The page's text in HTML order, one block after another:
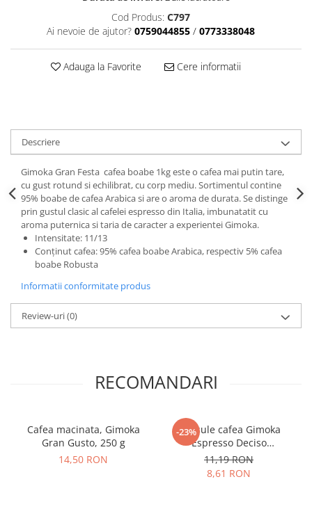
Cod Produs: C797
Ai nevoie de ajutor? 0759044855 / 0773338048
Adauga la Favorite Cere informatii
Descriere
Gimoka Gran Festa cafea boabe 1kg este o cafea mai putin tare,
cu gust rotund si echilibrat, cu corp mediu. Sortimentul contine
95% boabe de cafea Arabica si are o aroma de durata. Se distinge
prin gustul clasic al cafelei espresso din Italia, imbunatatit cu
aroma puternica si taria de caracter a experientei Gimoka.
Intensitate: 11/13
Conținut cafea: 95% cafea boabe Arabica, respectiv 5% cafea
boabe Robusta
Informatii conformitate produs
Review-uri(0)
RECOMANDARI
Cafea macinata, Gimoka
Gran Gusto, 250 g
14,50 RON
-23%
Capsule cafea Gimoka
Espresso Deciso
compatibile Nespresso, 10
buc
11,19 RON
8,61 RON